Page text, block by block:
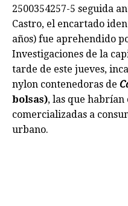
2500354257-5 seguida
Castro, el encartado
años) fue aprehendido
Investigaciones de la
tarde de este jueves,
nylon contenedoras de
bolsas), las que habrían
comercializadas a
urbano.